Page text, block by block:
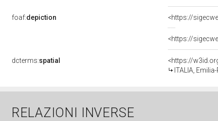
foaf:depiction
dcterms:spatial
<https://
ITALIA,
RELAZIONI INVERSE